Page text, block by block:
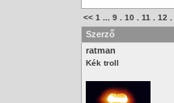
<< 1 9 10 11 12
Szerző
ratman
Kék troll